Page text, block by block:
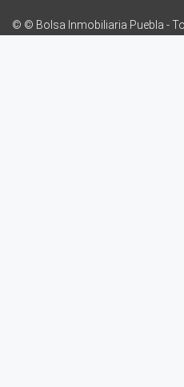
© © Bolsa Inmobiliaria Puebla -